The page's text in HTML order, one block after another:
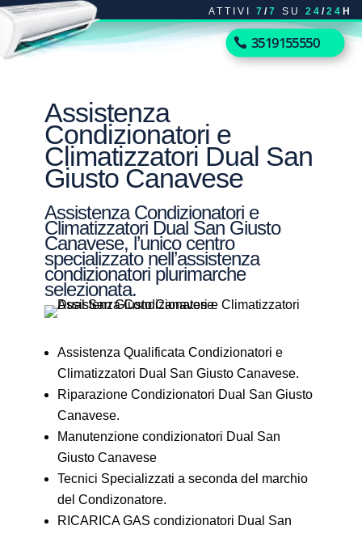
ATTIVI 7 /7 SU 24 /24 H
3519155550
Assistenza
Condizionatori e
Climatizzatori Dual San
Giusto Canavese
Assistenza Condizionatori e
Climatizzatori Dual San Giusto
Canavese, l’unico centro
specializzato nell’assistenza
condizionatori plurimarche
selezionata.
Assistenza Qualificata Condizionatori e
Climatizzatori Dual San Giusto Canavese.
Riparazione Condizionatori Dual San Giusto
Canavese.
Manutenzione condizionatori Dual San
Giusto Canavese
Tecnici Specializzati a seconda del marchio
del Condizonatore.
RICARICA GAS condizionatori Dual San